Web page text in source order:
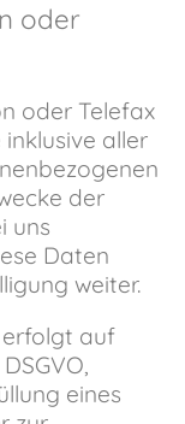
oder
oder Telefax
aller
der
uns
Daten
weiter.
auf
eines